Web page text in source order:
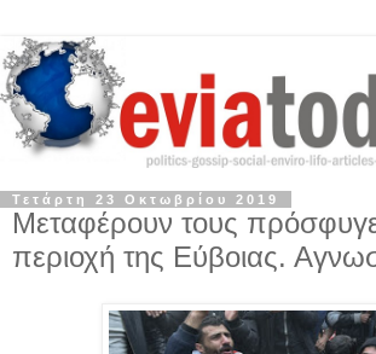
Τετάρτη 23 Οκτωβρίου 2019
Μεταφέρουν τους
περιοχή της Εύβοιας.